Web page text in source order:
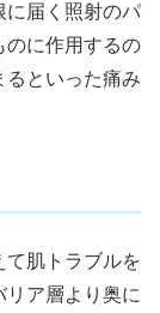
に届く照射のパ
のに作用するの
るといった痛み
て肌トラブルを
ア層より奥に